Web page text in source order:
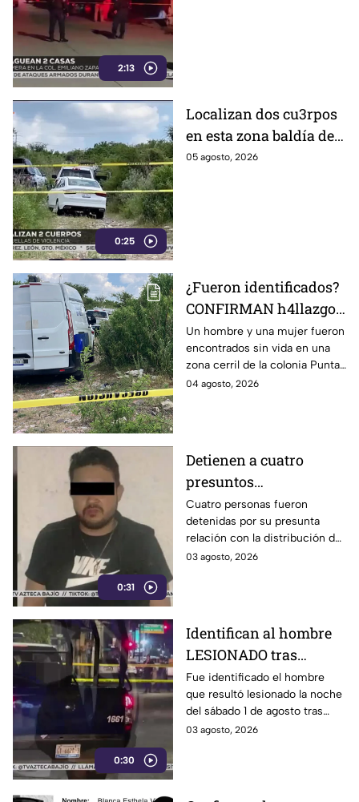
2:13
0:25
Localizan dos cu3rpos
en esta zona baldía de
León; autoridades
05 agosto, 2026
¿Fueron identificados?
CONFIRMAN h4llazgo
de un hombre y una
mujer s1n v1da en zona
cerril de León, HOY
martes
Un hombre y una mujer fueron
encontrados sin vida en una
zona cerril de la colonia Punta
del Sol, en el polígono de Las
04 agosto, 2026
0:31
Detienen a cuatro
presuntos
D3LINCUENTES en
León: así OCURRIÓ
Cuatro personas fueron
detenidas por su presunta
relación con la distribución de
droga en distintos puntos de
03 agosto, 2026
0:30
Identifican al hombre
LESIONADO tras
agresión en colonia
Constitución de
Apatzingán en Irapuato
Fue identificado el hombre
que resultó lesionado la noche
del sábado 1 de agosto tras
registrarse detonaciones en la
03 agosto, 2026